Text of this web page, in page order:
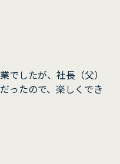
でしたが、社長（父）
ったので、楽しくでき